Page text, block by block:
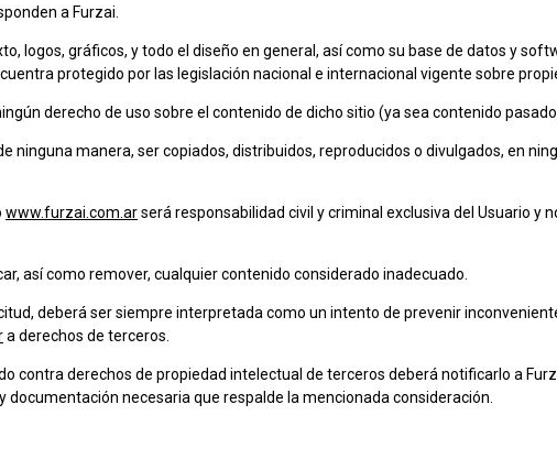
a Furzai.
logos, gráficos, y todo el diseño en general, así como su base de datos y
protegido por las legislación nacional e internacional vigente sobre
derecho de uso sobre el contenido de dicho sitio (ya sea contenido
ninguna manera, ser copiados, distribuidos, reproducidos o divulgados, en
www.furzai.com.arserá responsabilidad civil y criminal exclusiva del Usuario y
así como remover, cualquier contenido considerado inadecuado.
deberá ser siempre interpretada como un intento de prevenir
a derechos de terceros.
contra derechos de propiedad intelectual de terceros deberá notificarlo a
necesaria que respalde la mencionada consideración.